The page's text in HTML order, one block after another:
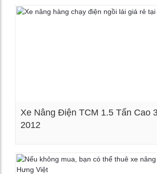
Xe Nâng Điện TCM 1.5 Tấn Cao
2012